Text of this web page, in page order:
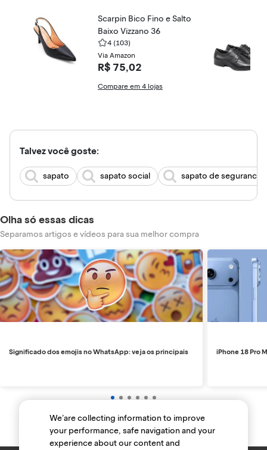
Scarpin Bico Fino e Salto
Baixo Vizzano 36
4 (103)
Via Amazon
R$ 75,02
Compare em 4 lojas
Talvez você goste:
sapato sapato social sapato de seguranca
Olha só essas dicas
Separamos artigos e vídeos para sua melhor compra
Significado dos emojis no WhatsApp: veja os principais iPhone 18 Pro
We’are collecting information to improve
your performance, safe navigation and your
experience about our content and